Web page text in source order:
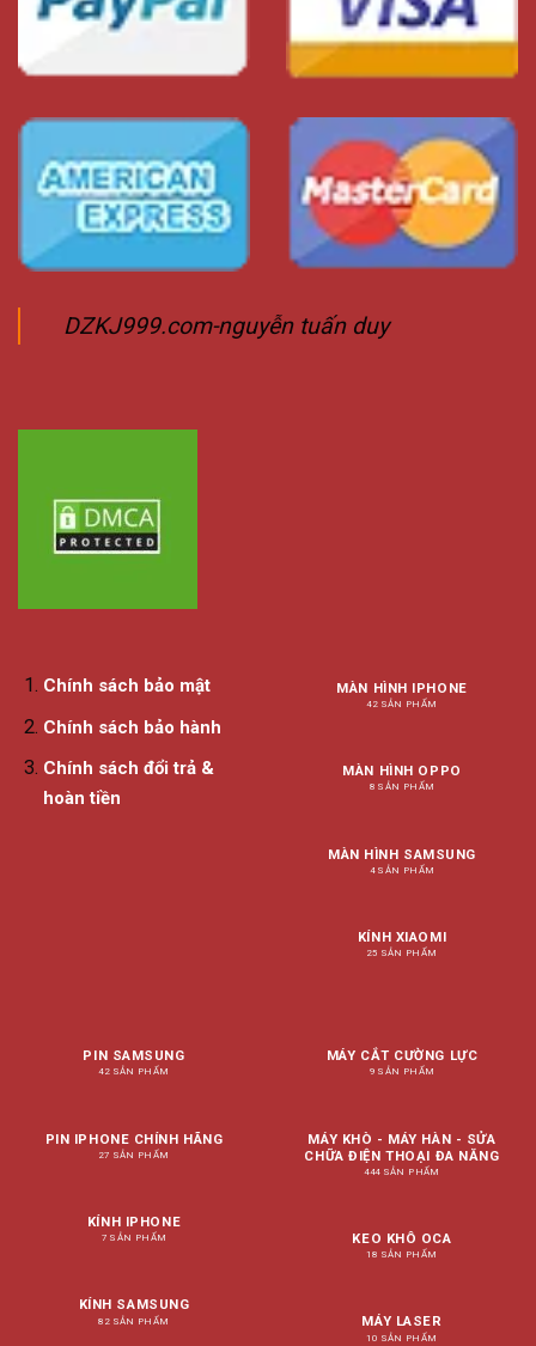
DZKJ999.com-nguyễn tuấn duy
Chính sách bảo mật
Chính sách bảo hành
Chính sách đổi trả &
hoàn tiền
MÀN HÌNH IPHONE
42 SẢN PHẨM
MÀN HÌNH OPPO
8 SẢN PHẨM
MÀN HÌNH SAMSUNG
4 SẢN PHẨM
KÍNH XIAOMI
25 SẢN PHẨM
PIN SAMSUNG
42 SẢN PHẨM
PIN IPHONE CHÍNH HÃNG
27 SẢN PHẨM
KÍNH IPHONE
7 SẢN PHẨM
KÍNH SAMSUNG
82 SẢN PHẨM
MÁY CẮT CƯỜNG LỰC
9 SẢN PHẨM
MÁY KHÒ - MÁY HÀN - SỬA
CHỮA ĐIỆN THOẠI ĐA NĂNG
444 SẢN PHẨM
KEO KHÔ OCA
18 SẢN PHẨM
MÁY LASER
10 SẢN PHẨM